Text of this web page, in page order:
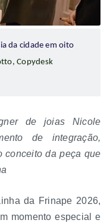
da cidade em oito
Copydesk
de joias Nicole
de integração,
conceito da peça que
da Frinape 2026,
momento especial e